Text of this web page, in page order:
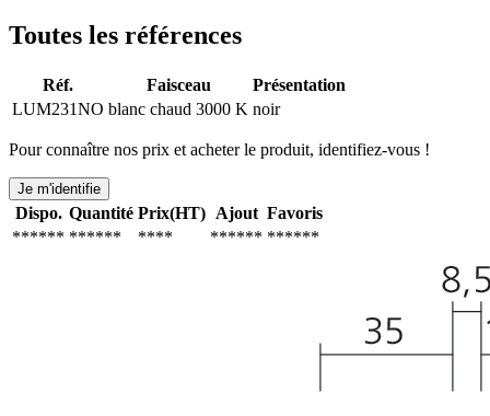
Toutes les références
Réf. Faisceau
Présentation
LUM231NO blanc chaud 3000 K noir
Pour connaître nos prix et acheter le produit, identifiez-vous !
Je m'identifie
Dispo. Quantité Prix(HT) Ajout Favoris
****** ****** **** ****** ******